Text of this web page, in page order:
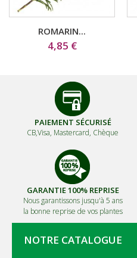
ROMARIN...
4,85 €
PAIEMENT SÉCURISÉ
CB,Visa, Mastercard, Chèque
GARANTIE 100% REPRISE
Nous garantissons jusqu'à 5 ans
la bonne reprise de vos plantes
NOTRE CATALOGUE